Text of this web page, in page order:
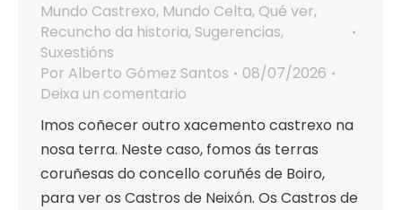
Mundo Castrexo, Mundo Celta, Qué ver,
Recuncho da historia, Sugerencias,
Suxestións
Por Alberto Gómez Santos
08/07/2026
Deixa un comentario
Imos coñecer outro xacemento castrexo na
nosa terra. Neste caso, fomos ás terras
coruñesas do concello coruñés de Boiro,
para ver os Castros de Neixón. Os Castros de